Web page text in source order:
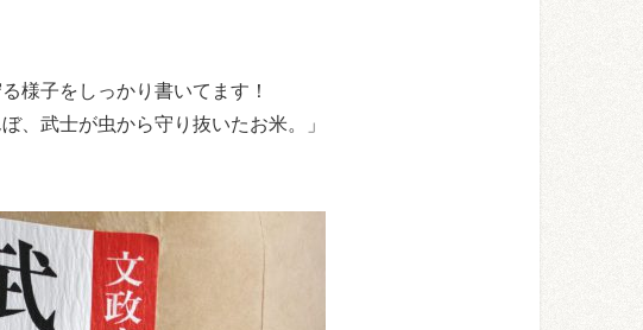
様子をしっかり書いてます！
、武士が虫から守り抜いたお米。」